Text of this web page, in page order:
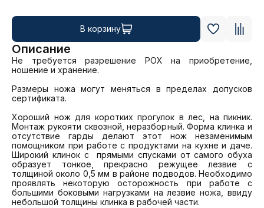
В корзину
Описание
Не требуется разрешение РОХ на приобретение,
ношение и хранение.
Размеры ножа могут меняться в пределах допусков
сертификата.
Хороший нож для коротких прогулок в лес, на пикник.
Монтаж рукояти сквозной, неразборный. Форма клинка и
отсутствие гарды делают этот нож незаменимым
помощником при работе с продуктами на кухне и даче.
Широкий клинок с  прямыми спусками от самого обуха
образует тонкое, прекрасно режущее лезвие с
толщиной около 0,5 мм в районе подводов. Необходимо
проявлять некоторую осторожность при работе с
большими боковыми нагрузками на лезвие ножа, ввиду
небольшой толщины клинка в рабочей части.